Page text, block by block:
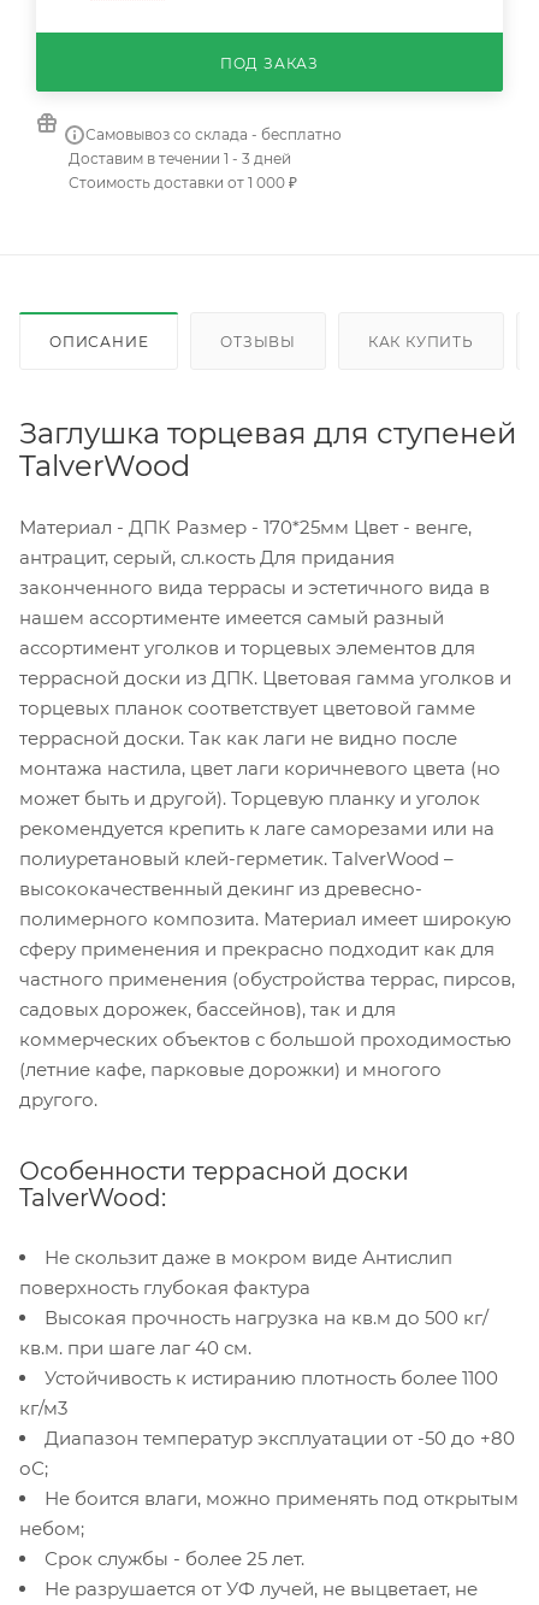
ПОД ЗАКАЗ
Самовывоз со склада - бесплатно
Доставим в течении 1 - 3 дней
Стоимость доставки от 1 000 ₽
ОПИСАНИЕ ОТЗЫВЫ КАК КУПИТЬ
Заглушка торцевая для ступеней
TalverWood
Материал - ДПК Размер - 170*25мм Цвет - венге,
антрацит, серый, сл.кость Для придания
законченного вида террасы и эстетичного вида в
нашем ассортименте имеется самый разный
ассортимент уголков и торцевых элементов для
террасной доски из ДПК. Цветовая гамма уголков и
торцевых планок соответствует цветовой гамме
террасной доски. Так как лаги не видно после
монтажа настила, цвет лаги коричневого цвета (но
может быть и другой). Торцевую планку и уголок
рекомендуется крепить к лаге саморезами или на
полиуретановый клей-герметик. TalverWood –
высококачественный декинг из древесно-
полимерного композита. Материал имеет широкую
сферу применения и прекрасно подходит как для
частного применения (обустройства террас, пирсов,
садовых дорожек, бассейнов), так и для
коммерческих объектов с большой проходимостью
(летние кафе, парковые дорожки) и многого
другого.
Особенности террасной доски
TalverWood:
Не скользит даже в мокром виде Антислип
поверхность глубокая фактура
Высокая прочность нагрузка на кв.м до 500 кг/
кв.м. при шаге лаг 40 см.
Устойчивость к истиранию плотность более 1100
кг/м3
Диапазон температур эксплуатации от -50 до +80
оС;
Не боится влаги, можно применять под открытым
небом;
Срок службы - более 25 лет.
Не разрушается от УФ лучей, не выцветает, не